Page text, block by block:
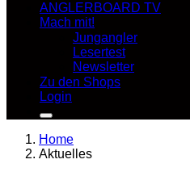
ANGLERBOARD TV
Mach mit!
Jungangler
Lesertest
Newsletter
Zu den Shops
Login
Home
Aktuelles